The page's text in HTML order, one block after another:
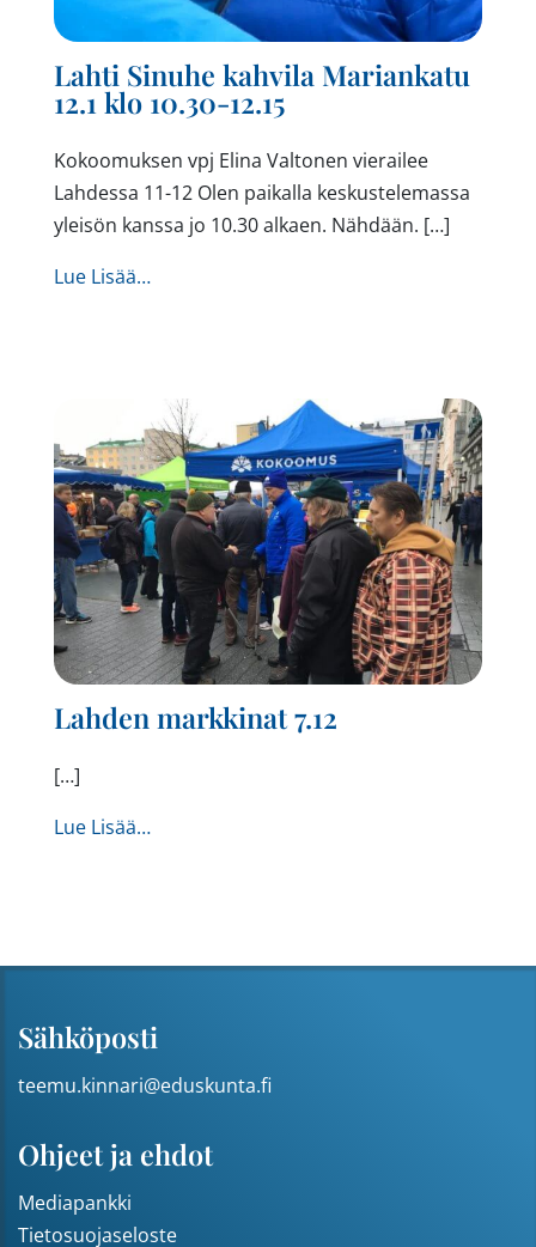
Lahti Sinuhe kahvila Mariankatu
12.1 klo 10.30-12.15
Kokoomuksen vpj Elina Valtonen vierailee
Lahdessa 11-12 Olen paikalla keskustelemassa
yleisön kanssa jo 10.30 alkaen. Nähdään. […]
Lue Lisää…from Lahti Sinuhe kahvila Mariankatu 12.1
Lahden markkinat 7.12
[…]
Lue Lisää…from Lahden markkinat 7.12
Sähköposti
teemu.kinnari@eduskunta.fi
Ohjeet ja ehdot
Mediapankki
Tietosuojaseloste